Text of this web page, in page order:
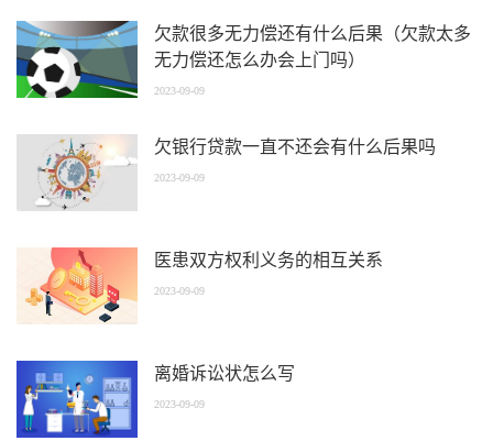
欠款很多无力偿还有什么后果（欠款太多
无力偿还怎么办会上门吗）
2023-09-09
欠银行贷款一直不还会有什么后果吗
2023-09-09
医患双方权利义务的相互关系
2023-09-09
离婚诉讼状怎么写
2023-09-09